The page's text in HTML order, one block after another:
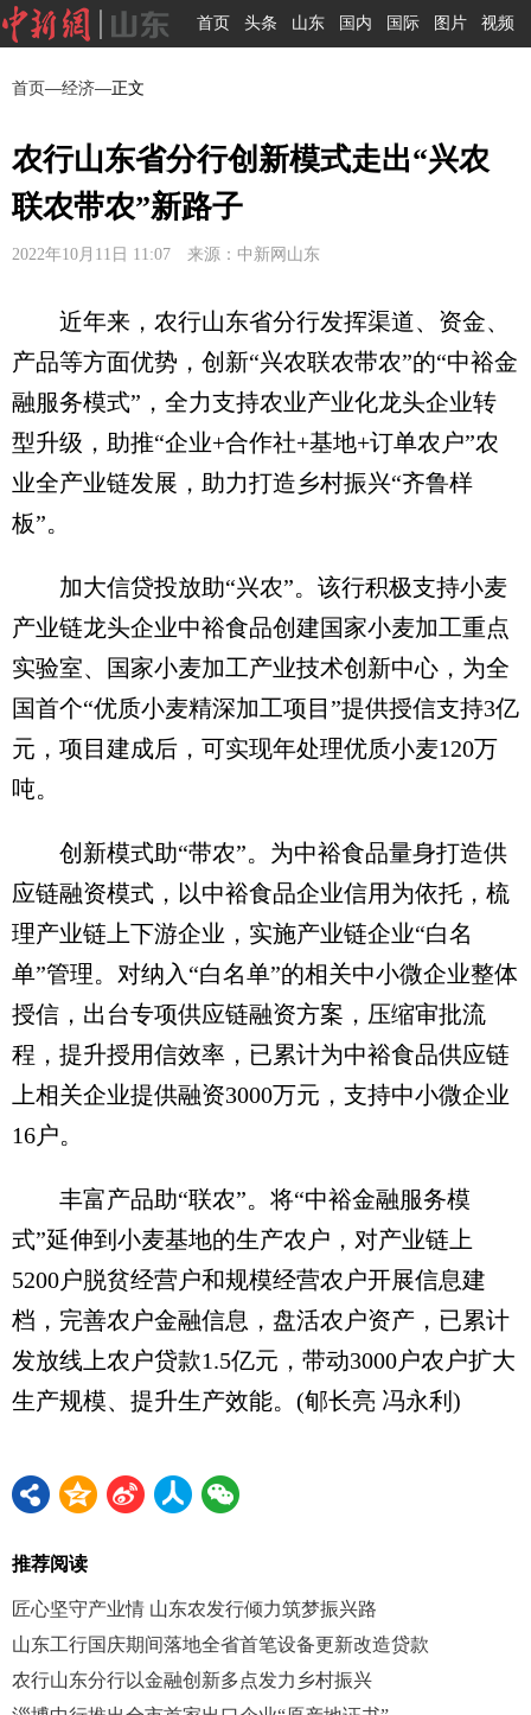
首页 头条 山东 国内 国际 图片 视频
首页—经济—正文
农行山东省分行创新模式走出“兴农
联农带农”新路子
2022年10月11日 11:07 来源：中新网山东
近年来，农行山东省分行发挥渠道、资金、
产品等方面优势，创新“兴农联农带农”的“中裕金
融服务模式”，全力支持农业产业化龙头企业转
型升级，助推“企业+合作社+基地+订单农户”农
业全产业链发展，助力打造乡村振兴“齐鲁样
板”。
加大信贷投放助“兴农”。该行积极支持小麦
产业链龙头企业中裕食品创建国家小麦加工重点
实验室、国家小麦加工产业技术创新中心，为全
国首个“优质小麦精深加工项目”提供授信支持3亿
元，项目建成后，可实现年处理优质小麦120万
吨。
创新模式助“带农”。为中裕食品量身打造供
应链融资模式，以中裕食品企业信用为依托，梳
理产业链上下游企业，实施产业链企业“白名
单”管理。对纳入“白名单”的相关中小微企业整体
授信，出台专项供应链融资方案，压缩审批流
程，提升授用信效率，已累计为中裕食品供应链
上相关企业提供融资3000万元，支持中小微企业
16户。
丰富产品助“联农”。将“中裕金融服务模
式”延伸到小麦基地的生产农户，对产业链上
5200户脱贫经营户和规模经营农户开展信息建
档，完善农户金融信息，盘活农户资产，已累计
发放线上农户贷款1.5亿元，带动3000户农户扩大
生产规模、提升生产效能。(郇长亮 冯永利)
推荐阅读
匠心坚守产业情 山东农发行倾力筑梦振兴路
山东工行国庆期间落地全省首笔设备更新改造贷款
农行山东分行以金融创新多点发力乡村振兴